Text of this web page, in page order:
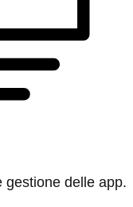
gestione delle app.